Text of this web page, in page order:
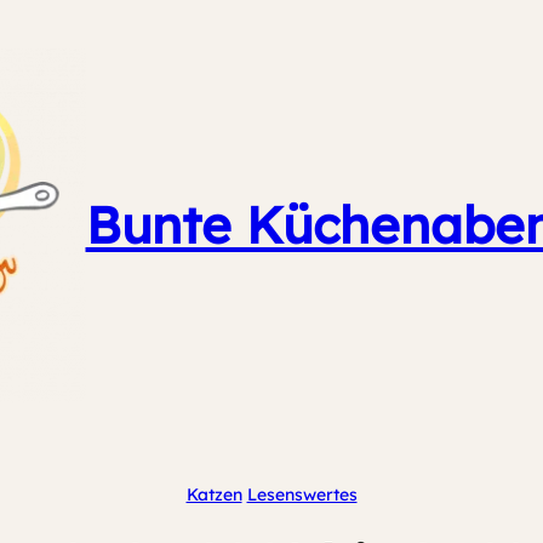
Bunte
Katzen Lesenswertes